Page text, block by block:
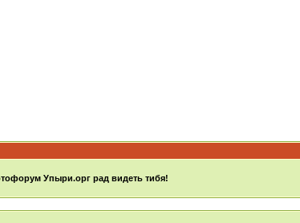
Упыри.орг рад видеть тибя!